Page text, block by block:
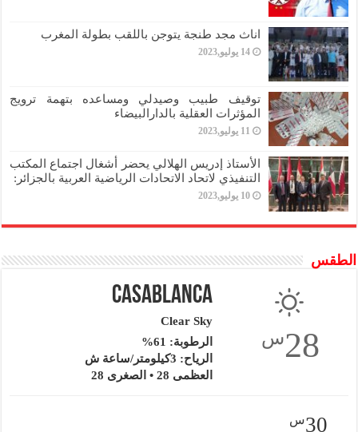
اناث مجد طنجة يتوجن باللقب بطولة المغرب
14 يوليو,2023
توقيف طبيب وصيدلي ومساعده بتهمة ترويج
المؤثرات العقلية بالدارالبيضاء
11 يوليو,2023
الأستاذ إدريس الهلالي يحضر أشغال اجتماع المكتب
التنفيذي لاتحاد الاتحادات الرياضية العربية بالجزائر:
10 يوليو,2023
الطقس
28س
Casablanca
Clear Sky
الرطوبة: 61%
الرياح: 3كيلومتر/ساعة ش
العظمى 28 • الصغرى 28
30س